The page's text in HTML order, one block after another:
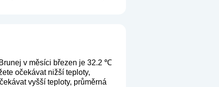
v měsíci březen je 32.2 ℃
očekávat nižší teploty,
vyšší teploty, průměrná